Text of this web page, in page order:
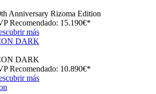
Anniversary Rizoma Edition
Recomendado: 15.190€*
más
DARK
DARK
Recomendado: 10.890€*
más